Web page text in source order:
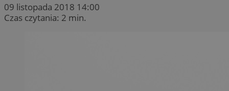
09 listopada 2018 14:00
Czas czytania: 2 min.